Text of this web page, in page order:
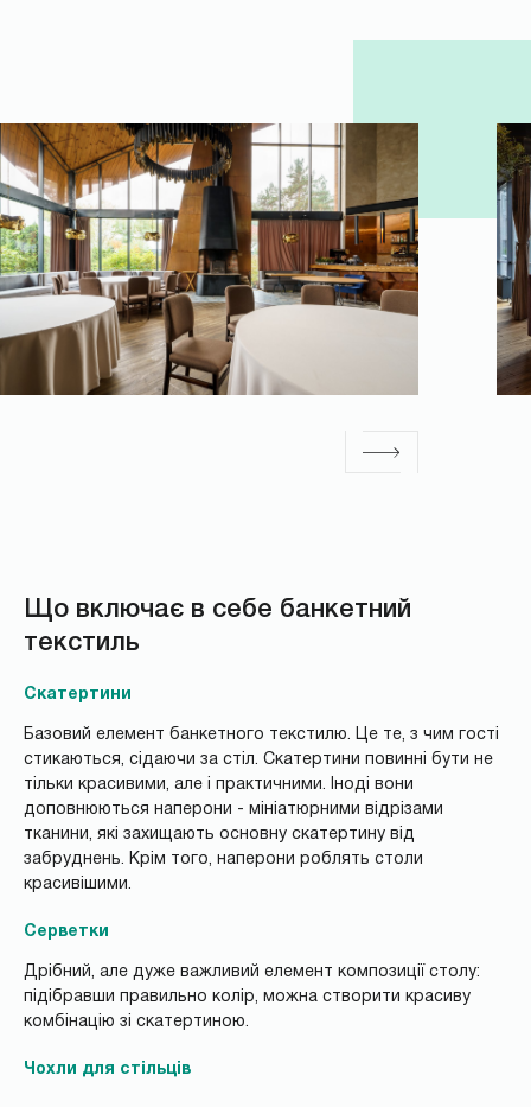
Що включає в себе банкетний
текстиль
Скатертини
Базовий елемент банкетного текстилю. Це те, з чим гості
стикаються, сідаючи за стіл. Скатертини повинні бути не
тільки красивими, але і практичними. Іноді вони
доповнюються наперони - мініатюрними відрізами
тканини, які захищають основну скатертину від
забруднень. Крім того, наперони роблять столи
красивішими.
Серветки
Дрібний, але дуже важливий елемент композиції столу:
підібравши правильно колір, можна створити красиву
комбінацію зі скатертиною.
Чохли для стільців